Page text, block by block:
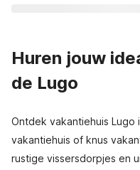
Huren jouw
de Lugo
Ontdek vakantiehuis
vakantiehuis of knus
rustige vissersdorpjes en